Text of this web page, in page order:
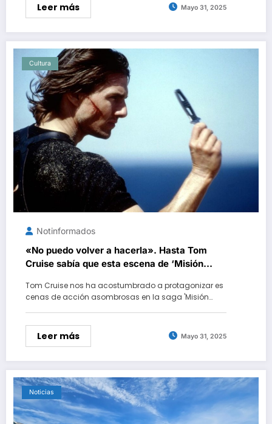
Leer más Mayo 31, 2025
Cultura
Notinformados
«No puedo volver a hacerla». Hasta Tom
Cruise sabía que esta escena de ‘Misión
Tom Cruise nos ha acostumbrado a protagonizar es
cenas de acción asombrosas en la saga 'Misión…
Leer más Mayo 31, 2025
Noticias